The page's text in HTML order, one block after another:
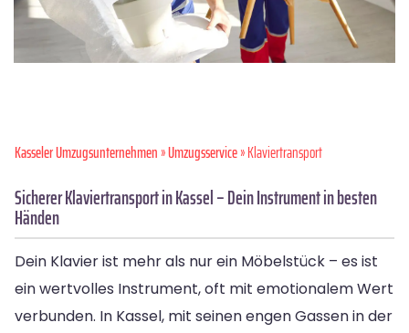
Kasseler Umzugsunternehmen»Umzugsservice» Klaviertransport
Sicherer Klaviertransport in Kassel – Dein Instrument in besten
Händen
Dein Klavier ist mehr als nur ein Möbelstück – es ist
ein wertvolles Instrument, oft mit emotionalem Wert
verbunden. In Kassel, mit seinen engen Gassen in der